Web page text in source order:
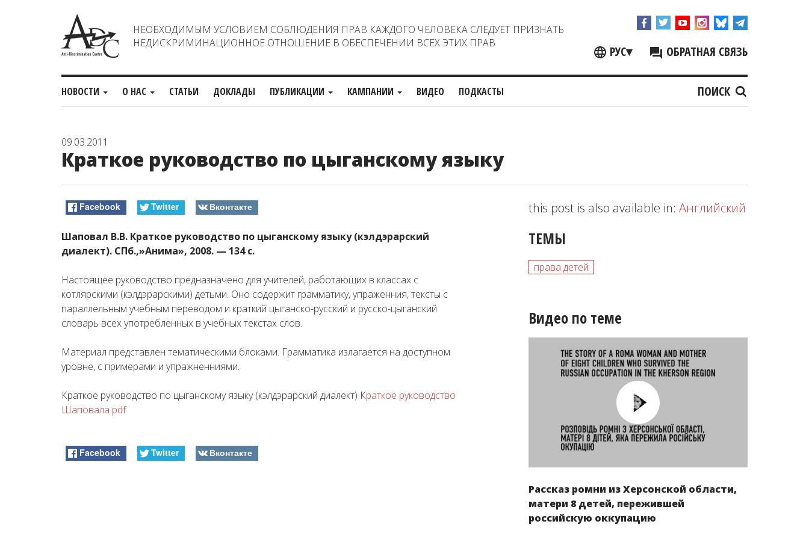
НЕОБХОДИМЫМ УСЛОВИЕМ СОБЛЮДЕНИЯ ПРАВ КАЖДОГО ЧЕЛОВЕКА СЛЕДУЕТ ПРИЗНАТЬ
НЕДИСКРИМИНАЦИОННОЕ ОТНОШЕНИЕ В ОБЕСПЕЧЕНИИ ВСЕХ ЭТИХ ПРАВ
РУС▾ ОБРАТНАЯ СВЯЗЬ
НОВОСТИ О НАС СТАТЬИ ДОКЛАДЫ ПУБЛИКАЦИИ КАМПАНИИ ВИДЕО ПОДКАСТЫ ПОИСК
09.03.2011
Краткое руководство по цыганскому языку
Facebook Twitter Вконтакте
Шаповал В.В. Краткое руководство по цыганскому языку (кэлдэрарский
диалект). СПб.,»Анима», 2008. — 134 с.
Настоящее руководство предназначено для учителей, работающих в классах с
котлярскими (кэлдэрарскими) детьми. Оно содержит грамматику, упраженния, тексты с
параллельным учебным переводом и краткий цыганско-русский и русско-цыганский
словарь всех употребленных в учебных текстах слов.
Материал представлен тематическими блоками. Грамматика излагается на доступном
уровне, с примерами и упражненниями.
Краткое руководство по цыганскому языку (кэлдэрарский диалект) Краткое руководство
Шаповала pdf
Facebook Twitter Вконтакте
this post is also available in: Английский
ТЕМЫ
права детей
Видео по теме
Рассказ ромни из Херсонской области,
матери 8 детей, пережившей
российскую оккупацию